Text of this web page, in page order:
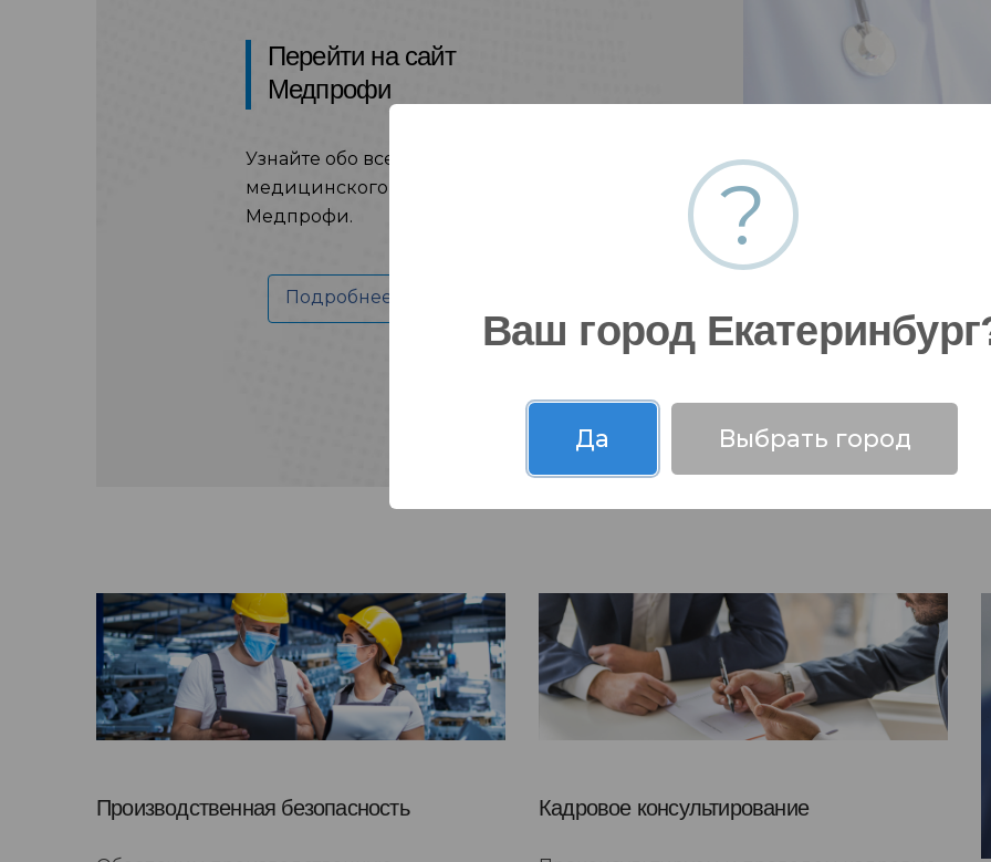
Перейти на сайт
Медпрофи
Узнайте обо всех услугах
медицинского центра на сайте
Медпрофи.
Подробнее
Производственная безопасность Кадровое консультирование
?
Ваш город
Да Выбрать город